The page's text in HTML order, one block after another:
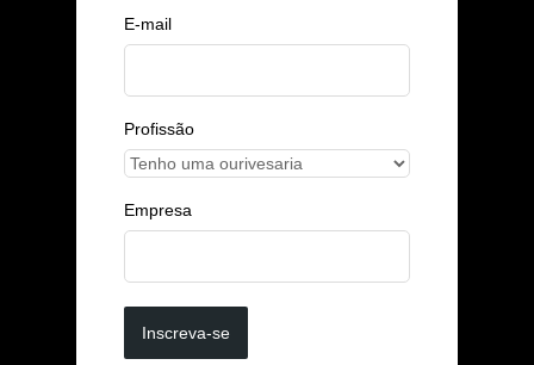
E-mail
Profissão
Empresa
Inscreva-se